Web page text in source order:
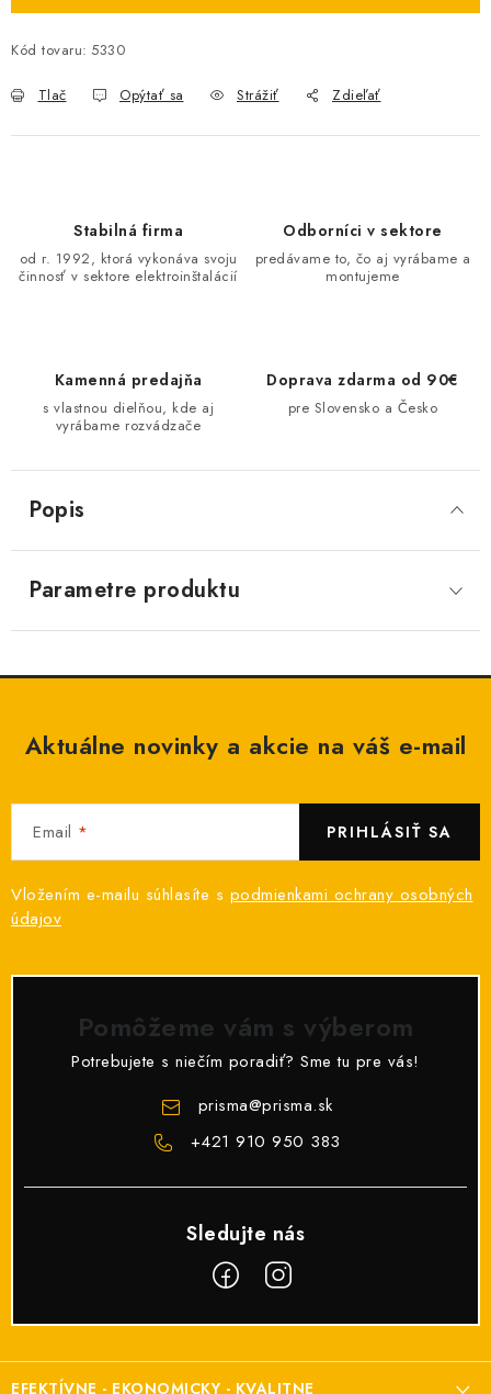
REFERENCIE
B2B SEKCIA
Ochrana osobných údajov
Kód tovaru: 5330
Tlač Opýtať sa Strážiť Zdieľať
Stabilná firma
od r. 1992, ktorá vykonáva svoju
činnosť v sektore elektroinštalácií
Odborníci v sektore
predávame to, čo aj vyrábame a
montujeme
Kamenná predajňa
s vlastnou dielňou, kde aj
vyrábame rozvádzače
Doprava zdarma od 90€
pre Slovensko a Česko
Popis
Parametre produktu
Aktuálne novinky a akcie na váš e-mail
Email
Vložením e-mailu súhlasíte s podmienkami ochrany osobných
údajov
PRIHLÁSIŤ SA
Pomôžeme vám s výberom
Potrebujete s niečím poradiť? Sme tu pre vás!
prisma@prisma.sk
+421 910 950 383
áEFEKTÍVNE - EKONOMICKY - KVALITNE